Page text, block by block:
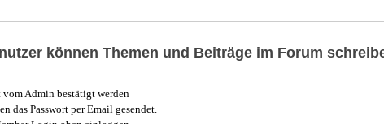
können Themen und Beiträge im Forum
vom Admin bestätigt werden
das Passwort per Email gesendet.